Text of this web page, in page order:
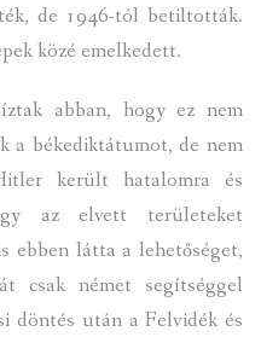
de 1946-tól betiltották.
közé emelkedett.
abban, hogy ez nem
a békediktátumot, de nem
került hatalomra és
az elvett területeket
ebben látta a lehetőséget,
csak német segítséggel
döntés után a Felvidék és